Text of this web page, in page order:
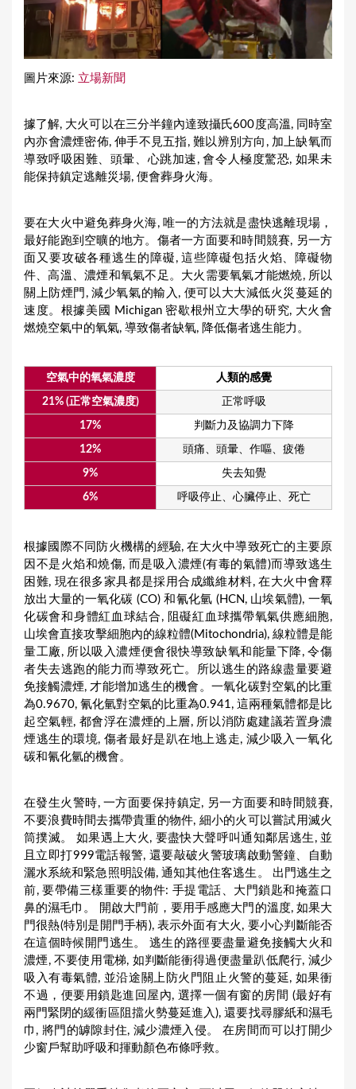
圖片來源: 立場新聞
據了解, 大火可以在三分半鐘內達致攝氏600度高溫, 同時室
內亦會濃煙密佈, 伸手不見五指, 難以辨別方向, 加上缺氧而
導致呼吸困難、頭暈、心跳加速, 會令人極度驚恐, 如果未
能保持鎮定逃離災場, 便會葬身火海。
要在大火中避免葬身火海, 唯一的方法就是盡快逃離現場，
最好能跑到空曠的地方。傷者一方面要和時間競賽, 另一方
面又要攻破各種逃生的障礙, 這些障礙包括火焰、障礙物
件、高溫、濃煙和氧氣不足。大火需要氧氣才能燃燒, 所以
關上防煙門, 減少氧氣的輸入, 便可以大大減低火災蔓延的
速度。根據美國 Michigan 密歇根州立大學的研究, 大火會
燃燒空氣中的氧氣, 導致傷者缺氧, 降低傷者逃生能力。
空氣中的氧氣濃度 人類的感覺
21% (正常空氣濃度) 正常呼吸
17% 判斷力及協調力下降
12% 頭痛、頭暈、作嘔、疲倦
9% 失去知覺
6% 呼吸停止、心臟停止、死亡
根據國際不同防火機構的經驗, 在大火中導致死亡的主要原
因不是火焰和燒傷, 而是吸入濃煙(有毒的氣體)而導致逃生
困難, 現在很多家具都是採用合成纖維材料, 在大火中會釋
放出大量的一氧化碳 (CO) 和氰化氫 (HCN, 山埃氣體), 一氧
化碳會和身體紅血球結合, 阻礙紅血球攜帶氧氣供應細胞,
山埃會直接攻擊細胞內的線粒體(Mitochondria), 線粒體是能
量工廠, 所以吸入濃煙便會很快導致缺氧和能量下降, 令傷
者失去逃跑的能力而導致死亡。所以逃生的路線盡量要避
免接觸濃煙, 才能增加逃生的機會。一氧化碳對空氣的比重
為0.9670, 氰化氫對空氣的比重為0.941, 這兩種氣體都是比
起空氣輕, 都會浮在濃煙的上層, 所以消防處建議若置身濃
煙逃生的環境, 傷者最好是趴在地上逃走, 減少吸入一氧化
碳和氰化氫的機會。
在發生火警時, 一方面要保持鎮定, 另一方面要和時間競賽,
不要浪費時間去攜帶貴重的物件, 細小的火可以嘗試用滅火
筒撲滅。 如果遇上大火, 要盡快大聲呼叫通知鄰居逃生, 並
且立即打999電話報警, 還要敲破火警玻璃啟動警鐘、自動
灑水系統和緊急照明設備, 通知其他住客逃生。 出門逃生之
前, 要帶備三樣重要的物件: 手提電話、大門鎖匙和掩蓋口
鼻的濕毛巾。 開啟大門前，要用手感應大門的溫度, 如果大
門很熱(特別是開門手柄), 表示外面有大火, 要小心判斷能否
在這個時候開門逃生。 逃生的路徑要盡量避免接觸大火和
濃煙, 不要使用電梯, 如判斷能衝得過便盡量趴低爬行, 減少
吸入有毒氣體, 並沿途關上防火門阻止火警的蔓延, 如果衝
不過，便要用鎖匙進回屋內, 選擇一個有窗的房間 (最好有
兩門緊閉的緩衝區阻擋火勢蔓延進入), 還要找尋膠紙和濕毛
巾, 將門的罅隙封住, 減少濃煙入侵。 在房間而可以打開少
少窗戶幫助呼吸和揮動顏色布條呼救。